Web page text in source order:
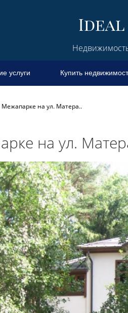
услуги Купить
на ул. Матера..
на ул.